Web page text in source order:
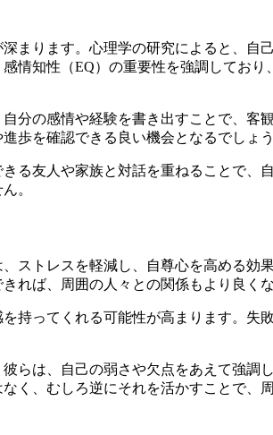
まります。心理学の研究によると、
情知性（EQ）の重要性を強調してお
分の感情や経験を書き出すことで、客
歩を確認できる良い機会となるでしょう
る友人や家族と対話を重ねることで、
。
ストレスを軽減し、自尊心を高める
れば、周囲の人々との関係もより良くな
持ってくれる可能性が高まります。失
らは、自己の弱さや欠点をあえて強調
、むしろ逆にそれを活かすことで、